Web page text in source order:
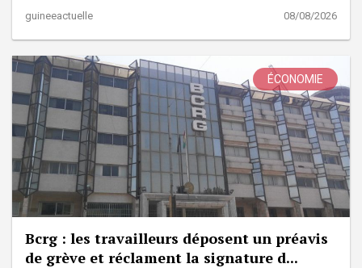
guineeactuelle 08/08/2026
ÉCONOMIE
Bcrg : les travailleurs déposent un préavis
de grève et réclament la signature d...